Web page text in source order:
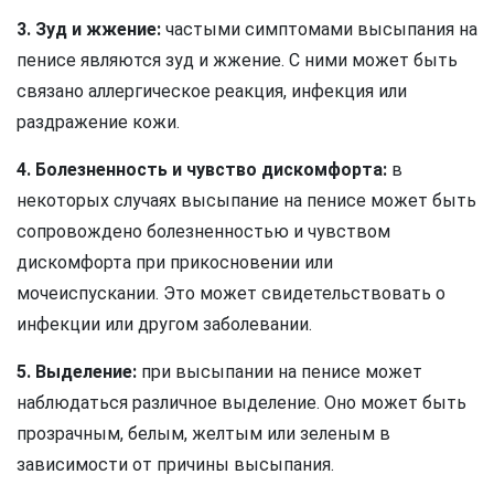
3. Зуд и жжение: частыми симптомами высыпания на
пенисе являются зуд и жжение. С ними может быть
связано аллергическое реакция, инфекция или
раздражение кожи.
4. Болезненность и чувство дискомфорта: в
некоторых случаях высыпание на пенисе может быть
сопровождено болезненностью и чувством
дискомфорта при прикосновении или
мочеиспускании. Это может свидетельствовать о
инфекции или другом заболевании.
5. Выделение: при высыпании на пенисе может
наблюдаться различное выделение. Оно может быть
прозрачным, белым, желтым или зеленым в
зависимости от причины высыпания.